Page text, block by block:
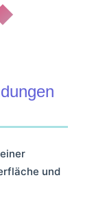
und